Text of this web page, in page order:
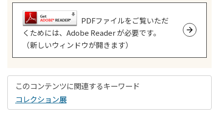
PDFファイルをご覧いただ
くためには、Adobe Reader が必要です。
（新しいウィンドウが開きます）
このコンテンツに関連するキーワード
コレクション展